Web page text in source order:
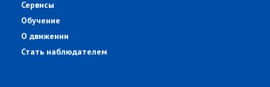
Сервисы
Обучение
О движении
Стать наблюдателем